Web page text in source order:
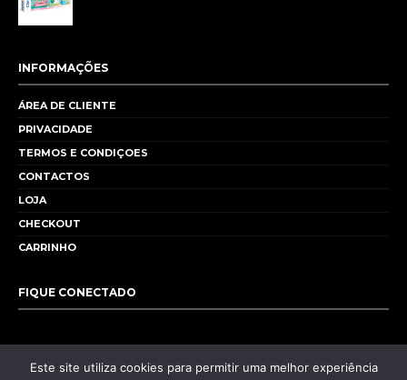
INFORMAÇÕES
ÁREA DE CLIENTE
PRIVACIDADE
TERMOS E CONDIÇOES
CONTACTOS
LOJA
CHECKOUT
CARRINHO
FIQUE CONECTADO
Este site utiliza cookies para permitir uma melhor experiência